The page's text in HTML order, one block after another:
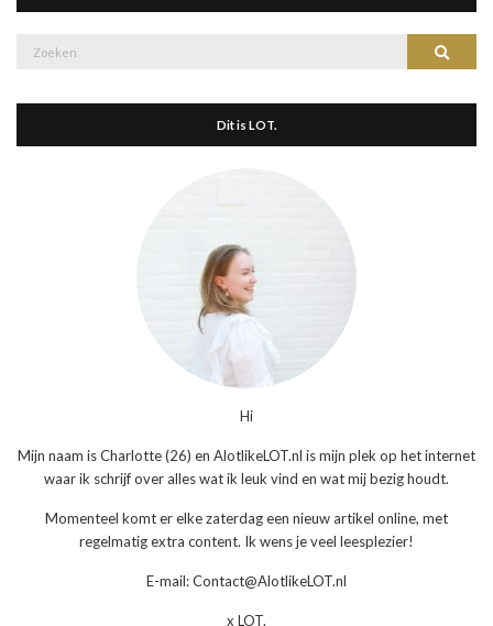
Zoek
Dit is LOT.
Hi
Mijn naam is Charlotte (26) en AlotlikeLOT.nl is mijn plek op het internet
waar ik schrijf over alles wat ik leuk vind en wat mij bezig houdt.
Momenteel komt er elke zaterdag een nieuw artikel online, met
regelmatig extra content. Ik wens je veel leesplezier!
E-mail: Contact@AlotlikeLOT.nl
x LOT.